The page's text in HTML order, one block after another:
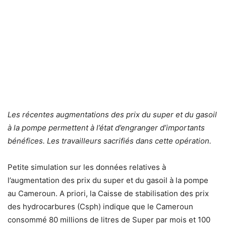
Les récentes augmentations des prix du super et du gasoil
à la pompe permettent à l’état d’engranger d’importants
bénéfices. Les travailleurs sacrifiés dans cette opération.
Petite simulation sur les données relatives à
l’augmentation des prix du super et du gasoil à la pompe
au Cameroun. A priori, la Caisse de stabilisation des prix
des hydrocarbures (Csph) indique que le Cameroun
consommé 80 millions de litres de Super par mois et 100